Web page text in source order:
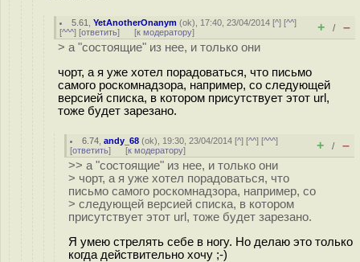
5.61 ,YetAnotherOnanym (ok), 17:40, 23/04/2014 [^] [^^]
[^^^] [ответить] [к модератору] + / –
> а "состоящие" из нее, и только они
чорт, а я уже хотел порадоваться, что письмо
самого роскомнадзора, например, со следующей
версией списка, в котором присутствует этот url,
тоже будет зарезано.
6.74 ,andy_68 (ok), 19:30, 23/04/2014 [^] [^^] [^^^]
[ответить] [к модератору] + / –
>> а "состоящие" из нее, и только они
> чорт, а я уже хотел порадоваться, что
письмо самого роскомнадзора, например, со
> следующей версией списка, в котором
присутствует этот url, тоже будет зарезано.
Я умею стрелять себе в ногу. Но делаю это только
когда действительно хочу ;-)